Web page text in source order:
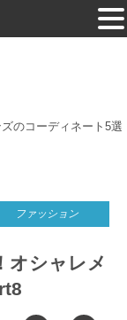
のコーディネート5選
ファッション
オシャレメ